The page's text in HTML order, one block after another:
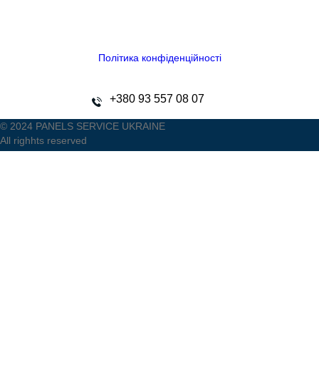
Політика конфіденційності
+380 93 557 08 07
© 2024 PANELS SERVICE UKRAINE
All righhts reserved